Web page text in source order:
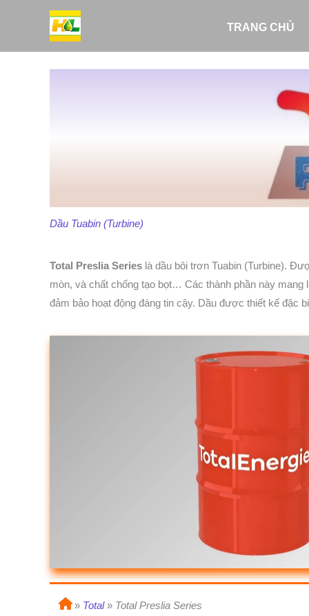
TRANG CHỦ
Dầu Tuabin (Turbine)
Total Preslia Series là dầu bôi trơn Tuabin (Turbine).
mòn, và chất chống tạo bọt… Các thành phần này
đảm bảo hoạt động đáng tin cậy. Dầu được thiết kế đặc
» Total» Total Preslia Series